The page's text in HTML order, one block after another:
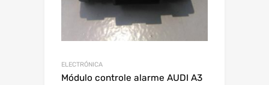
ELECTRÓNICA
Módulo controle alarme AUDI A3